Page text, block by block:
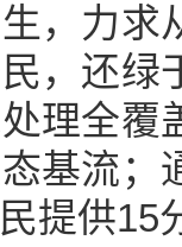
，力求
，还绿
理全覆
基流；
提供15